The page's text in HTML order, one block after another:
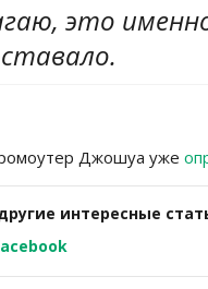
это
Джошуа уже
интересные